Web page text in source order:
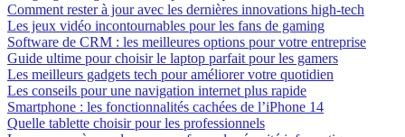
Comment rester à jour avec les dernières innovations high-tech
Les jeux vidéo incontournables pour les fans de gaming
Software de CRM : les meilleures options pour votre entreprise
Guide ultime pour choisir le laptop parfait pour les gamers
Les meilleurs gadgets tech pour améliorer votre quotidien
Les conseils pour une navigation internet plus rapide
Smartphone : les fonctionnalités cachées de l’iPhone 14
Quelle tablette choisir pour les professionnels